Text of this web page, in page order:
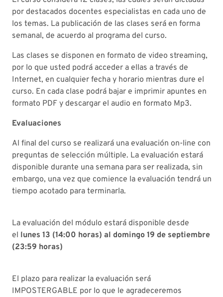
por destacados docentes especialistas en cada uno de
los temas. La publicación de las clases será en forma
semanal, de acuerdo al programa del curso.
Las clases se disponen en formato de video streaming,
por lo que usted podrá acceder a ellas a través de
Internet, en cualquier fecha y horario mientras dure el
curso. En cada clase podrá bajar e imprimir apuntes en
formato PDF y descargar el audio en formato Mp3.
Evaluaciones
Al final del curso se realizará una evaluación on-line con
preguntas de selección múltiple. La evaluación estará
disponible durante una semana para ser realizada, sin
embargo, una vez que comience la evaluación tendrá un
tiempo acotado para terminarla.
La evaluación del módulo estará disponible desde
el lunes 13 (14:00 horas) al domingo 19 de septiembre
(23:59 horas)
El plazo para realizar la evaluación será
IMPOSTERGABLE por lo que le agradeceremos